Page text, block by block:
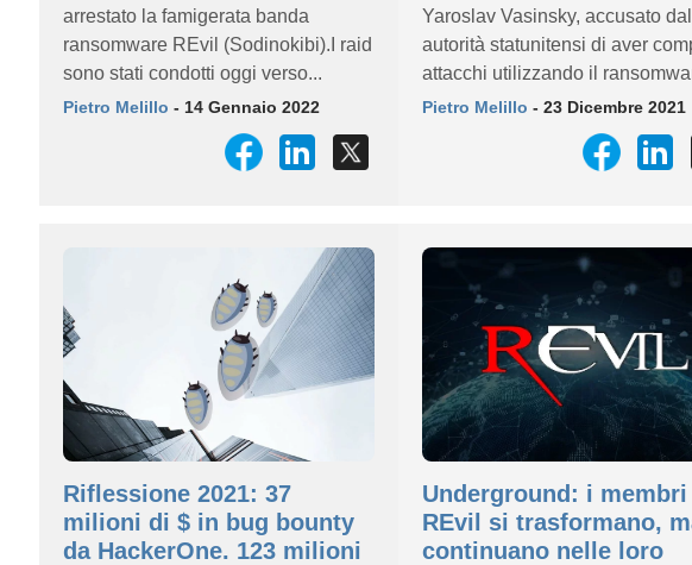
arrestato la famigerata banda
ransomware REvil (Sodinokibi).I raid
sono stati condotti oggi verso...
Pietro Melillo - 14 Gennaio 2022
Yaroslav Vasinsky, accusato
autorità statunitensi di aver
attacchi utilizzando il
Pietro Melillo - 23 Dicembre 2021
Riflessione 2021: 37
milioni di $ in bug bounty
da HackerOne. 123 milioni
Underground: i
REvil si trasformano,
continuano nelle loro